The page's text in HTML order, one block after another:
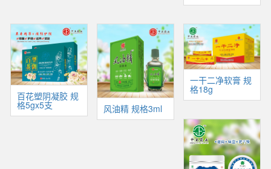
百花塑阴凝胶 规
格5gx5支 风油精 规格3ml
一干二净软膏 规
格18g